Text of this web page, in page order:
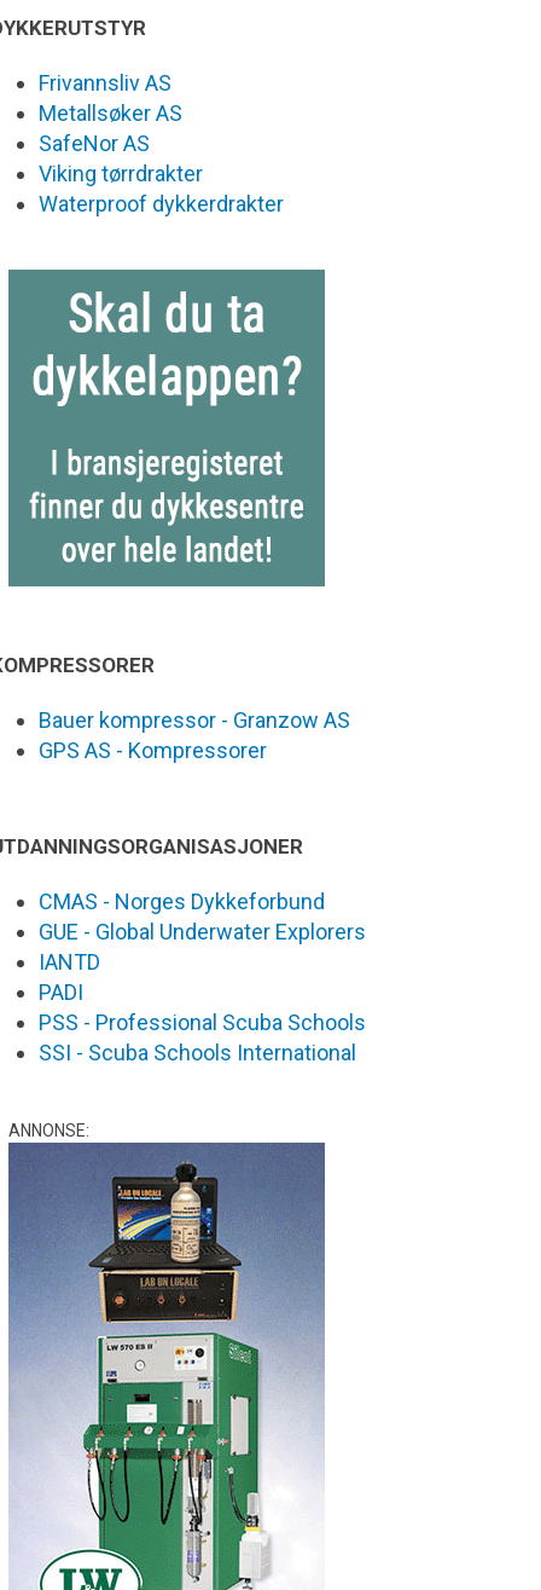
Frivannsliv AS
Metallsøker AS
SafeNor AS
Viking tørrdrakter
Waterproof dykkerdrakter
Bauer kompressor - Granzow AS
GPS AS - Kompressorer
CMAS - Norges Dykkeforbund
GUE - Global Underwater Explorers
IANTD
PADI
PSS - Professional Scuba Schools
SSI - Scuba Schools International
ANNONSE: